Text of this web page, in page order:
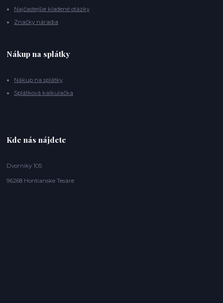
Najčastejšie kladené otázky
Značky náradia
Nákup na splátky
Nákup na splátky
Splátková kalkulačka
Kde nás nájdete
Dvorníky 105
96268 Hontianske Tesáre